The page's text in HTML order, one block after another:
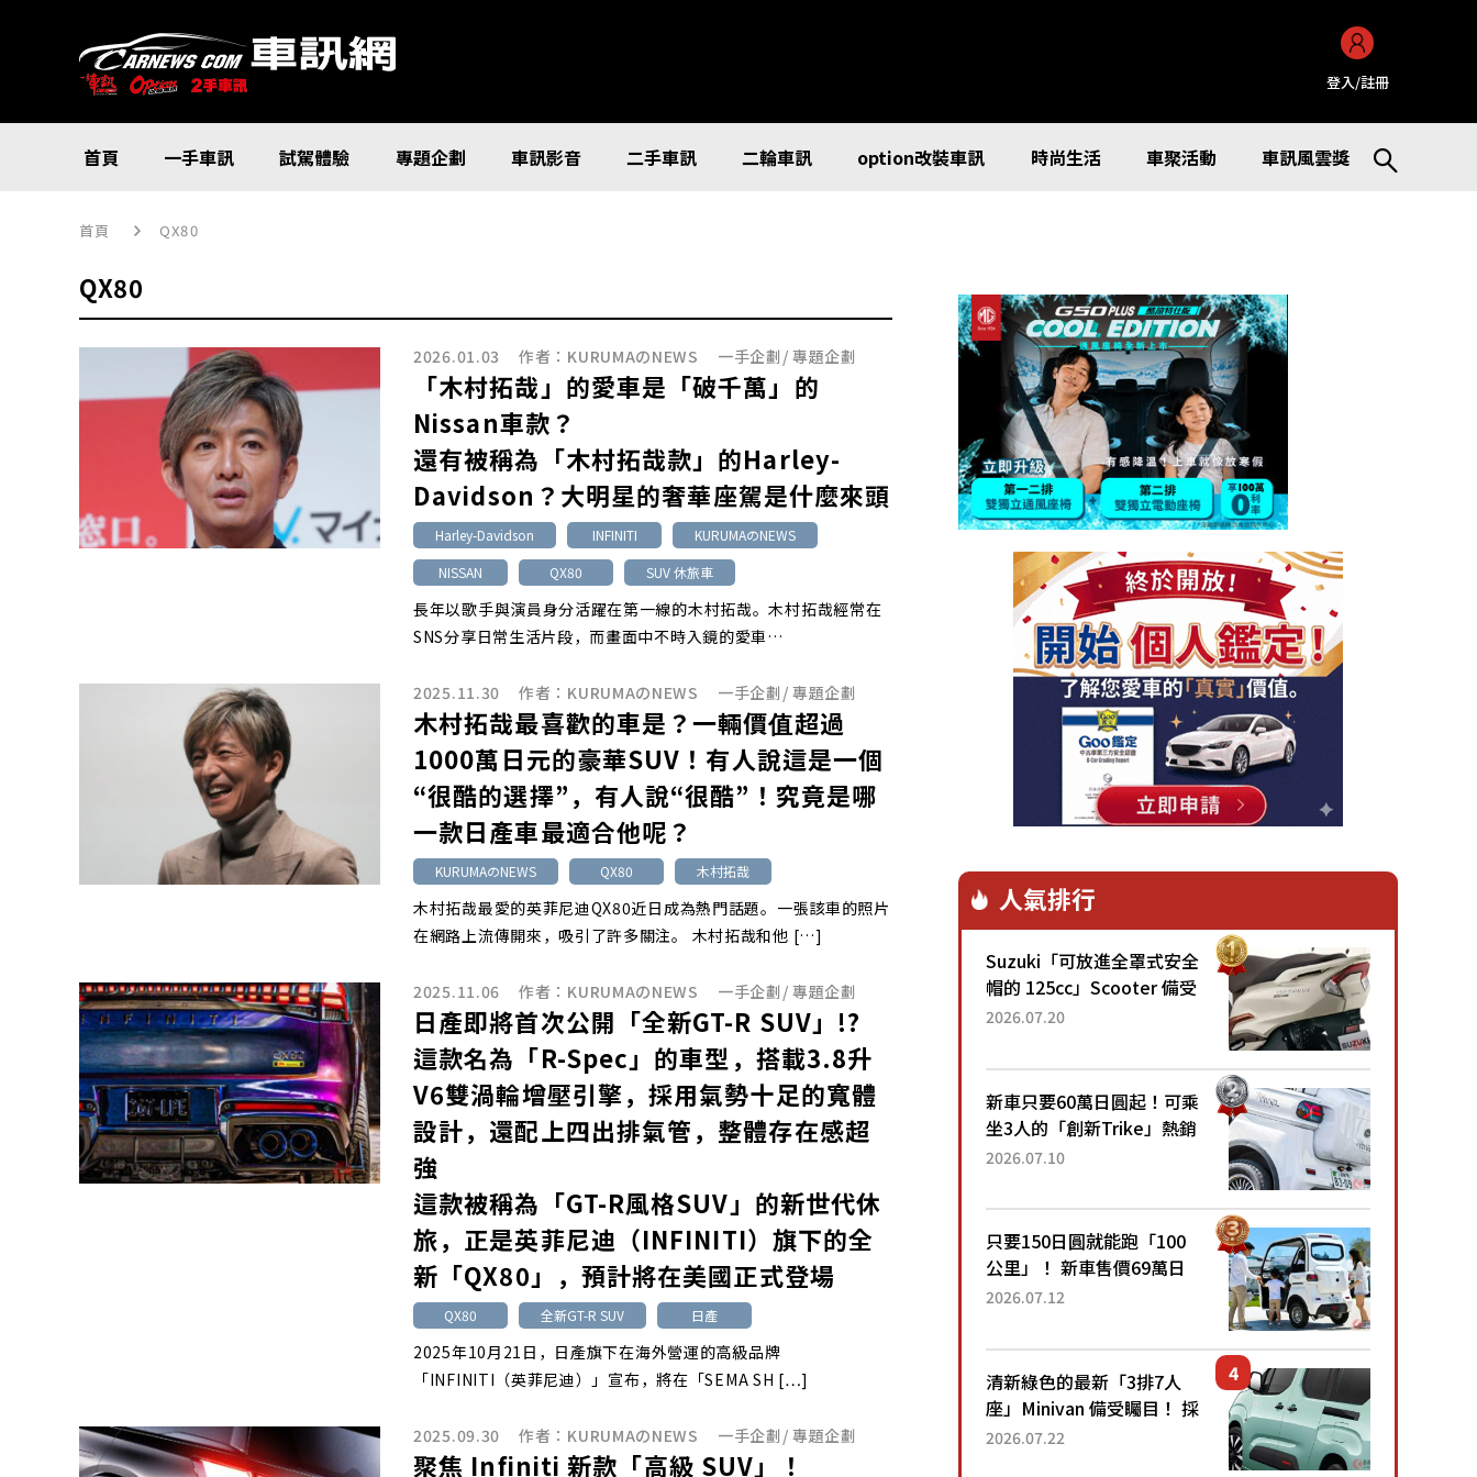
登入/註冊
首頁 一手車訊 試駕體驗 專題企劃 車訊影音 二手車訊 二輪車訊 option改裝車訊 時尚生活 車聚活動 車訊風雲獎
首頁 QX80
QX80
2026.01.03 作者： KURUMAのNEWS 一手企劃 /專題企劃
「木村拓哉」的愛車是「破千萬」的
Nissan車款？
還有被稱為「木村拓哉款」的Harley-
Davidson？大明星的奢華座駕是什麼來頭
Harley-Davidson INFINITI
KURUMAのNEWS
NISSAN
QX80 SUV 休旅車
長年以歌手與演員身分活躍在第一線的木村拓哉。木村拓哉經常在
SNS分享日常生活片段，而畫面中不時入鏡的愛車…
2025.11.30 作者： KURUMAのNEWS 一手企劃 /專題企劃
木村拓哉最喜歡的車是？一輛價值超過
1000萬日元的豪華SUV！有人說這是一個
“很酷的選擇”，有人說“很酷”！究竟是哪
一款日產車最適合他呢？
KURUMAのNEWS QX80 木村拓哉
木村拓哉最愛的英菲尼迪QX80近日成為熱門話題。一張該車的照片
在網路上流傳開來，吸引了許多關注。 木村拓哉和他 […]
2025.11.06 作者： KURUMAのNEWS 一手企劃 /專題企劃
日產即將首次公開「全新GT-R SUV」!?
這款名為「R-Spec」的車型，搭載3.8升
V6雙渦輪增壓引擎，採用氣勢十足的寬體
設計，還配上四出排氣管，整體存在感超
強
這款被稱為「GT-R風格SUV」的新世代休
旅，正是英菲尼迪（INFINITI）旗下的全
新「QX80」，預計將在美國正式登場
QX80 全新GT-R SUV 日產
2025年10月21日，日產旗下在海外營運的高級品牌
「INFINITI（英菲尼迪）」宣布，將在「SEMA SH […]
2025.09.30 作者： KURUMAのNEWS 一手企劃 /專題企劃
聚焦 Infiniti 新款「高級 SUV」！
人氣排行
Suzuki「可放進全罩式安全
帽的 125cc」Scooter 備受
矚目！採用全新流線設計與
已陸續開始出口的新款
「B...
2026.07.20
新車只要60萬日圓起！可乘
坐3人的「創新Trike」熱銷
大賣成為人氣車款！「養車
日圓就能跑100公里」「小
朋友坐得...
2026.07.10
只要150日圓就能跑「100
公里」！ 新車售價69萬日
圓的「3人座」Trike大受歡
為何能迅速熱賣？
2026.07.12
清新綠色的最新「3排7人
座」Minivan 備受矚目！ 採
用全長4.7公尺剛剛好的車
2026.07.22